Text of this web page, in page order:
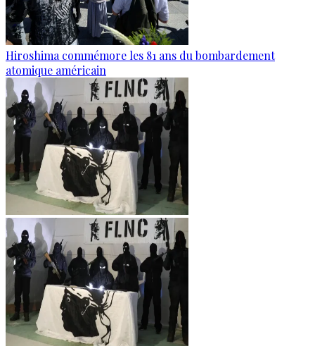
Hiroshima commémore les 81 ans du bombardement
atomique américain